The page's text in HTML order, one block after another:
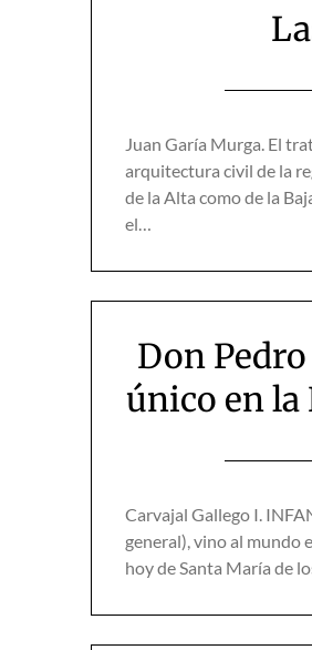
Juan Garía Murga. El
arquitectura civil de la
de la Alta como de la
el…
Don
único en
Carvajal Gallego I.
general), vino al mundo
hoy de Santa María de